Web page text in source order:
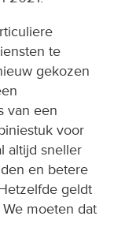
te
gekozen
van een
voor
altijd sneller
en betere
geldt
moeten dat